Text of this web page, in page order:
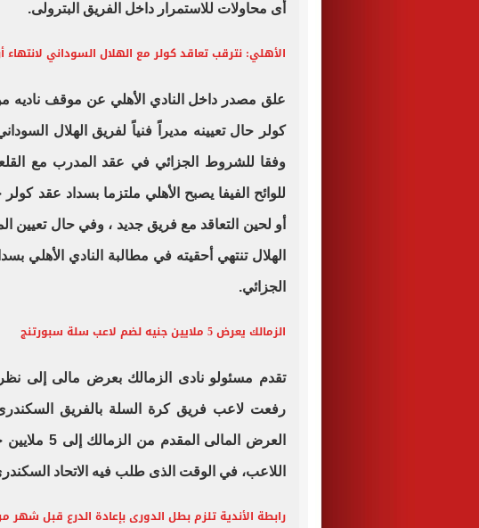
أى محاولات للاستمرار داخل الفريق البترولى.
الأهلي: نترقب تعاقد كولر مع الهلال السوداني لانتهاء
علق مصدر داخل النادي الأهلي عن موقف
كولر حال تعيينه مديراً فنياً لفريق الهلال
وفقا للشروط الجزائي في عقد المدرب مع
للوائح الفيفا يصبح الأهلي ملتزما بسداد عقد
أو لحين التعاقد مع فريق جديد ، وفي حال تعيين
الهلال تنتهي أحقيته في مطالبة النادي الأهلي
الجزائي.
الزمالك يعرض 5 ملايين جنيه لضم لاعب سلة سبورتنج
تقدم مسئولو نادى الزمالك بعرض مالى إلى
رفعت لاعب فريق كرة السلة بالفريق
العرض
اللاعب، في الوقت الذى طلب فيه الاتحاد
رابطة الأندية تلزم بطل الدورى بإعادة الدرع قبل شهر